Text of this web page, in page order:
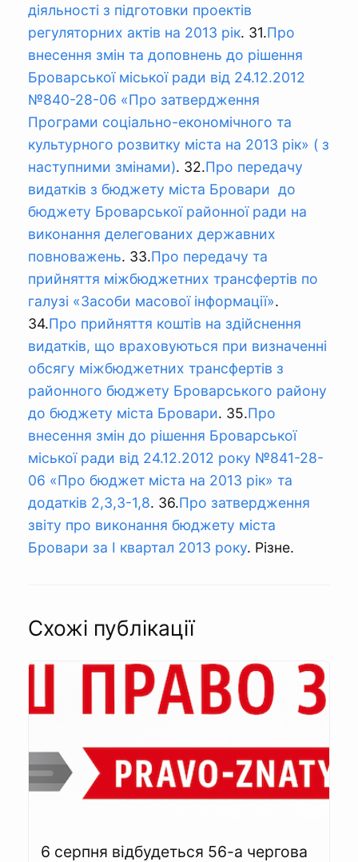
діяльності з підготовки проектів
регуляторних актів на 2013 рік. 31.Про
внесення змін та доповнень до рішення
Броварської міської ради від 24.12.2012
№840-28-06 «Про затвердження
Програми соціально-економічного та
культурного розвитку міста на 2013 рік» ( з
наступними змінами). 32.Про передачу
видатків з бюджету міста Бровари до
бюджету Броварської районної ради на
виконання делегованих державних
повноважень. 33.Про передачу та
прийняття міжбюджетних трансфертів по
галузі «Засоби масової інформації».
34.Про прийняття коштів на здійснення
видатків, що враховуються при визначенні
обсягу міжбюджетних трансфертів з
районного бюджету Броварського району
до бюджету міста Бровари. 35.Про
внесення змін до рішення Броварської
міської ради від 24.12.2012 року №841-28-
06 «Про бюджет міста на 2013 рік» та
додатків 2,3,3-1,8. 36.Про затвердження
звіту про виконання бюджету міста
Бровари за І квартал 2013 року. Різне.
Схожі публікації
6 серпня відбудеться 56-а чергова